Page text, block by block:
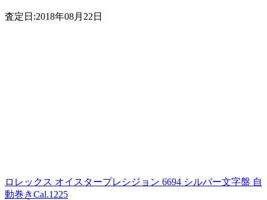
査定日:2018年08月22日
ロレックス オイスタープレシジョン 6694 シルバー文字盤 自
動巻きCal.1225